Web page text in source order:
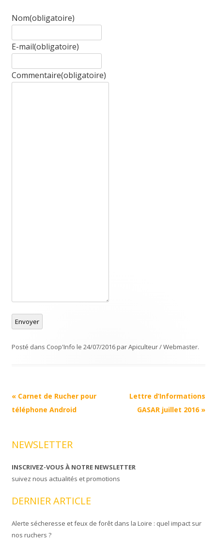
Nom(obligatoire)
E-mail(obligatoire)
Commentaire(obligatoire)
Envoyer
Posté dans Coop'Info le 24/07/2016parApiculteur / Webmaster.
Navigation
Article
« Carnet de Rucher pour
téléphone Android
Lettre d’Informations
GASAR juillet 2016 »
NEWSLETTER
INSCRIVEZ-VOUS À NOTRE NEWSLETTER
suivez nous actualités et promotions
DERNIER ARTICLE
Alerte sécheresse et feux de forêt dans la Loire : quel impact sur
nos ruchers ?